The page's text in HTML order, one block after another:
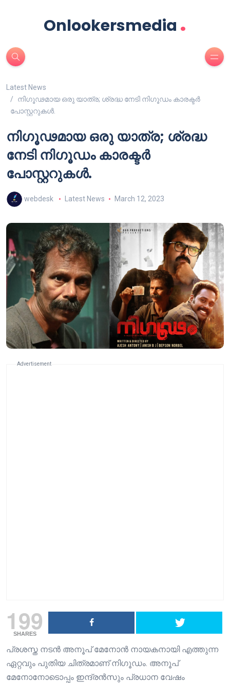
Onlookersmedia .
Latest News
നിഗൂഢമായ ഒരു യാത്ര; ശ്രദ്ധ നേടി നിഗൂഡം കാരക്ടർ
പോസ്റ്ററുകൾ.
നിഗൂഢമായ ഒരു യാത്ര; ശ്രദ്ധ
നേടി നിഗൂഡം കാരക്ടർ
പോസ്റ്ററുകൾ.
webdesk Latest News March 12, 2023
Advertisement
199
SHARES
പ്രശസ്ത നടൻ അനൂപ് മേനോൻ നായകനായി എത്തുന്ന
ഏറ്റവും പുതിയ ചിത്രമാണ് നിഗൂഡം. അനൂപ്
മേനോനോടൊപ്പം ഇന്ദ്രൻസും പ്രധാന വേഷം